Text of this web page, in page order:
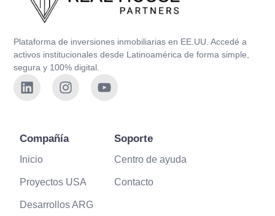
Plataforma de inversiones inmobiliarias en EE.UU. Accedé a
activos institucionales desde Latinoamérica de forma simple,
segura y 100% digital.
Compañía
Inicio
Proyectos USA
Desarrollos ARG
Soporte
Centro de ayuda
Contacto